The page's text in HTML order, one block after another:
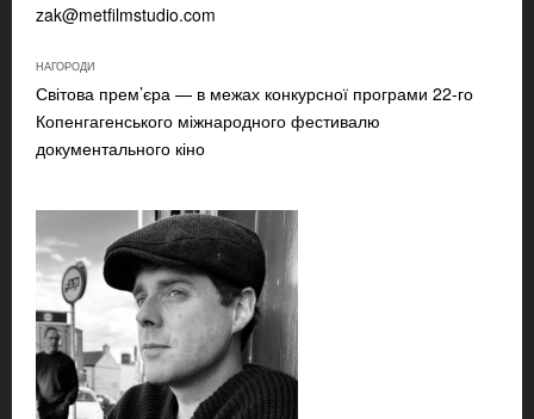
zak@metfilmstudio.com
НАГОРОДИ
Світова прем’єра — в межах конкурсної програми 22-го
Копенгагенського міжнародного фестивалю
документального кіно